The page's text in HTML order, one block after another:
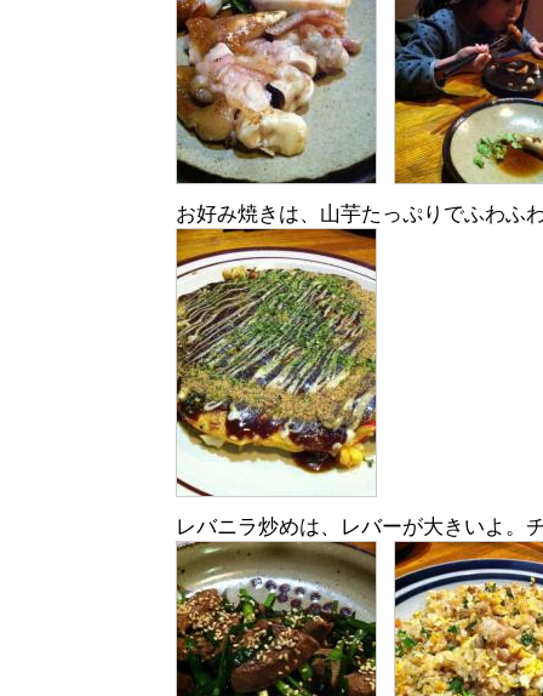
お好み焼きは、山芋たっぷりでふわふ
レバニラ炒めは、レバーが大きいよ。